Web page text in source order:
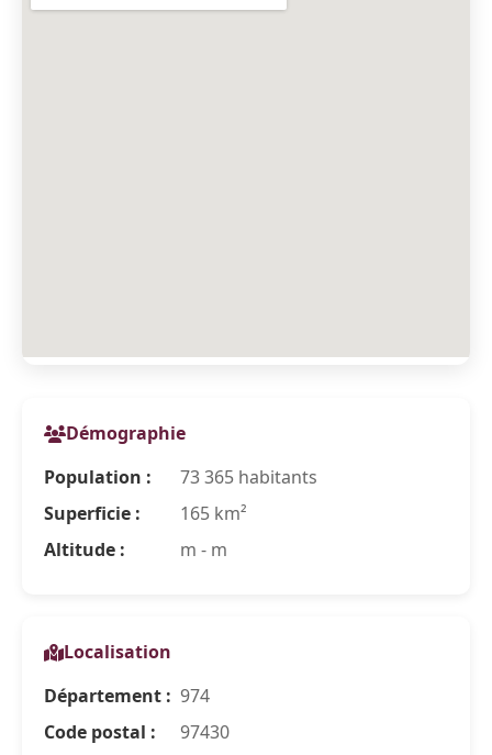
Démographie
Population :
73 365 habitants
Superficie :
165 km²
Altitude :
m - m
Localisation
Département : 974
Code postal :
97430